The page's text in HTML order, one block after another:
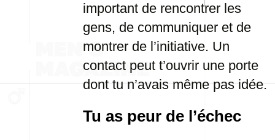
important de rencontrer les
gens, de communiquer et de
montrer de l’initiative. Un
contact peut t’ouvrir une porte
dont tu n’avais même pas idée.
Tu as peur de l’échec